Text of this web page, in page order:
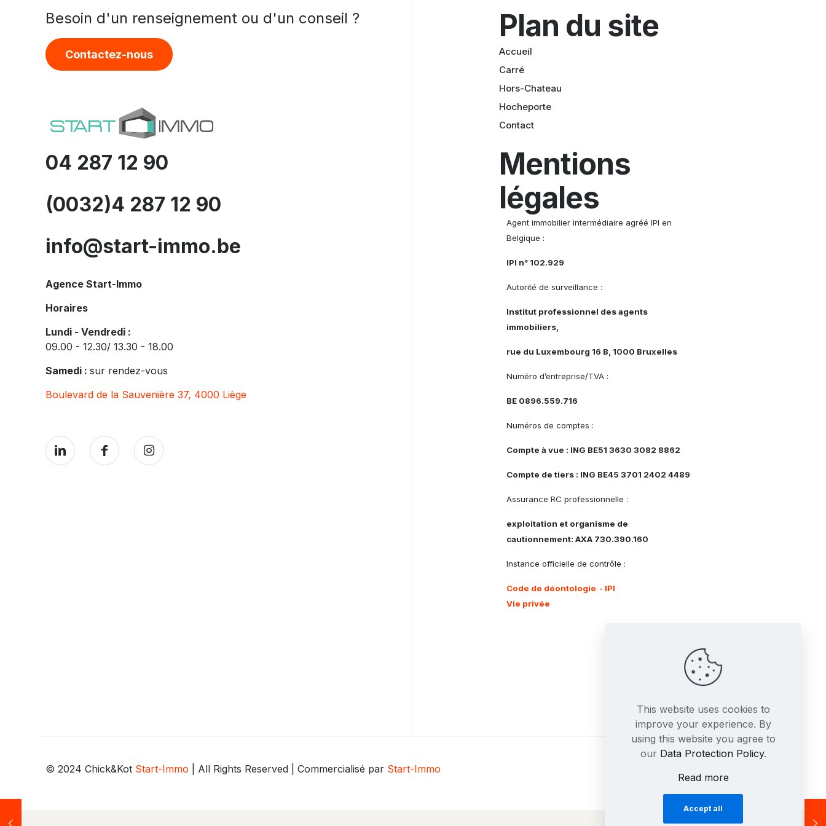
Besoin d'un renseignement ou d'un conseil ?
Contactez-nous
04 287 12 90
(0032)4 287 12 90
info@start-immo.be
Agence Start-Immo
Horaires
Lundi - Vendredi :
09.00 - 12.30/ 13.30 - 18.00
Samedi : sur rendez-vous
Boulevard de la Sauvenière 37, 4000 Liège
Plan du site
Accueil
Carré
Hors-Chateau
Hocheporte
Contact
Mentions
légales
Agent immobilier intermédiaire agréé IPI en
Belgique :
IPI n° 102.929
Autorité de surveillance :
Institut professionnel des agents
immobiliers,
rue du Luxembourg 16 B, 1000 Bruxelles
Numéro d’entreprise/TVA :
BE 0896.559.716
Numéros de comptes :
Compte à vue : ING BE51 3630 3082 8862
Compte de tiers : ING BE45 3701 2402 4489
Assurance RC professionnelle :
exploitation et organisme de
cautionnement: AXA 730.390.160
Instance officielle de contrôle :
Code de déontologie - IPI
Vie privée
© 2024 Chick&Kot Start-Immo | All Rights Reserved | Commercialisé par Start-Immo
This website uses cookies to
improve your experience. By
using this website you agree to
our Data Protection Policy.
Read more
Accept all